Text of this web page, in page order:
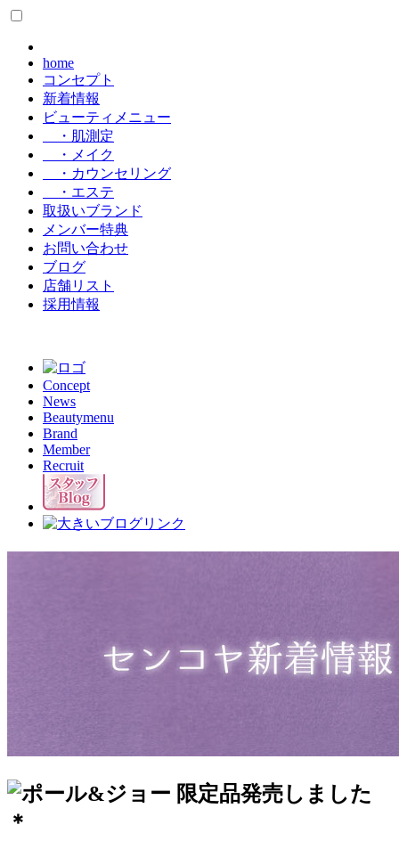
home
コンセプト
新着情報
ビューティメニュー
・肌測定
・メイク
・カウンセリング
・エステ
取扱いブランド
メンバー特典
お問い合わせ
ブログ
店舗リスト
採用情報
Concept
News
Beautymenu
Brand
Member
Recruit